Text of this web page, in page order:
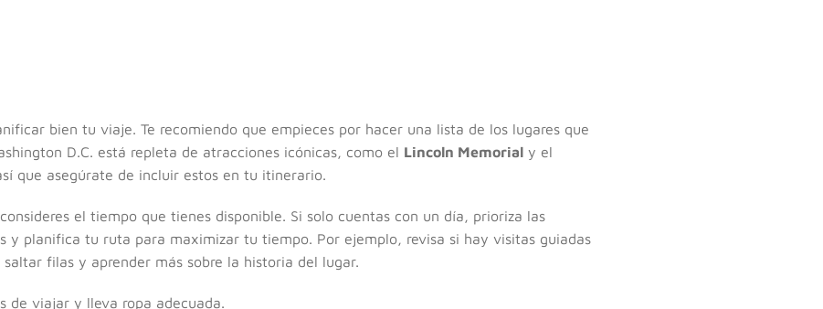
bien tu viaje. Te recomiendo que empieces por hacer una lista de los lugares que
D.C. está repleta de atracciones icónicas, como el Lincoln Memorial y el
que asegúrate de incluir estos en tu itinerario.
el tiempo que tienes disponible. Si solo cuentas con un día, prioriza las
y planifica tu ruta para maximizar tu tiempo. Por ejemplo, revisa si hay visitas guiadas
filas y aprender más sobre la historia del lugar.
de viajar y lleva ropa adecuada.